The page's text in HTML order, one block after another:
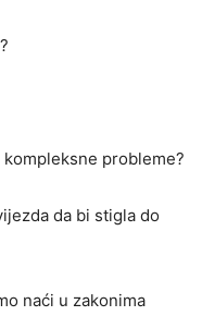
probleme?
da bi stigla do
naći u zakonima